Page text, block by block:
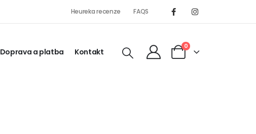
Heureka recenze FAQS
Doprava a platba Kontakt
0